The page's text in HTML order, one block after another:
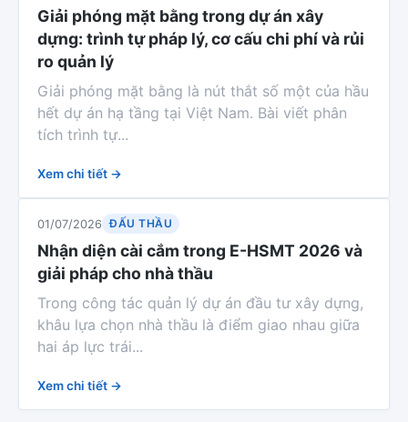
Giải phóng mặt bằng trong dự án xây
dựng: trình tự pháp lý, cơ cấu chi phí và rủi
ro quản lý
Giải phóng mặt bằng là nút thắt số một của hầu
hết dự án hạ tầng tại Việt Nam. Bài viết phân
tích trình tự...
Xem chi tiết →
01/07/2026 ĐẤU THẦU
Nhận diện cài cắm trong E-HSMT 2026 và
giải pháp cho nhà thầu
Trong công tác quản lý dự án đầu tư xây dựng,
khâu lựa chọn nhà thầu là điểm giao nhau giữa
hai áp lực trái...
Xem chi tiết →